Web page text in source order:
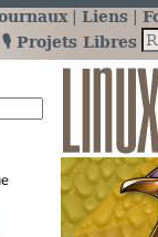
Liens
🎙️ Projets Libres